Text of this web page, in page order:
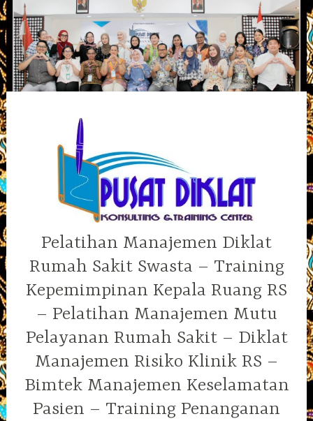
Skip
to
content
Pelatihan Manajemen Diklat
Rumah Sakit Swasta – Training
Kepemimpinan Kepala Ruang RS
– Pelatihan Manajemen Mutu
Pelayanan Rumah Sakit – Diklat
Manajemen Risiko Klinik RS –
Bimtek Manajemen Keselamatan
Pasien – Training Penanganan